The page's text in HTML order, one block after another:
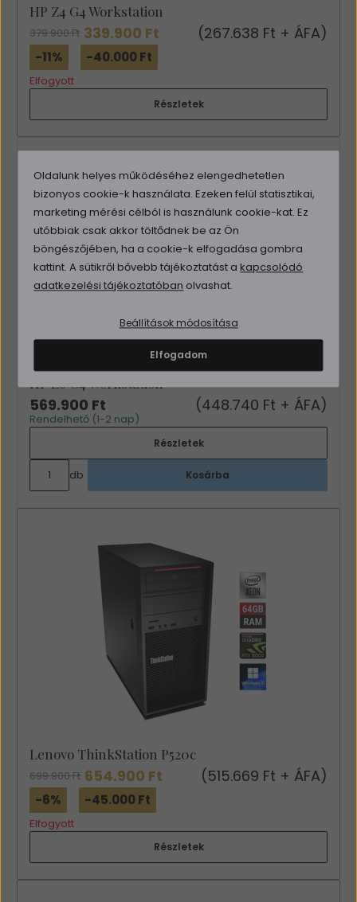
HP Z4 G4 Workstation
379.900 Ft 339.900 Ft (267.638 Ft + ÁFA)
-11% -40.000 Ft
Elfogyott
Részletek
HP Z6 G4 Workstation
569.900 Ft (448.740 Ft + ÁFA)
Rendelhető (1-2 nap)
Részletek
db Kosárba
Lenovo ThinkStation P520c
699.900 Ft 654.900 Ft (515.669 Ft + ÁFA)
-6% -45.000 Ft
Elfogyott
Részletek
Oldalunk helyes működéséhez elengedhetetlen
bizonyos cookie-k használata. Ezeken felül statisztikai,
marketing mérési célból is használunk cookie-kat. Ez
utóbbiak csak akkor töltődnek be az Ön
böngészőjében, ha a cookie-k elfogadása gombra
kattint. A sütikről bővebb tájékoztatást akapcsolódó
adatkezelési tájékoztatóban olvashat.
Beállítások módosítása
Elfogadom